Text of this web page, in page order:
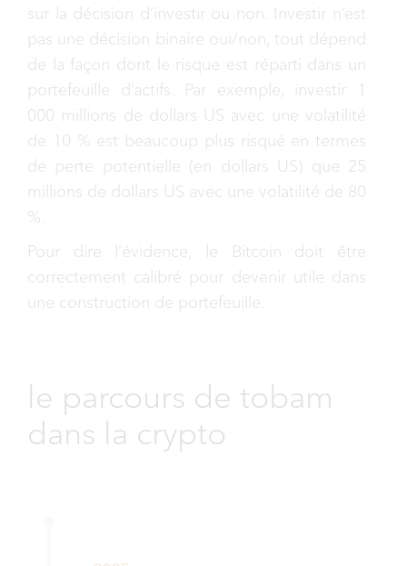
sur la décision d’investir ou non. Investir n’est
pas une décision binaire oui/non, tout dépend
de la façon dont le risque est réparti dans un
portefeuille d’actifs. Par exemple, investir 1
000 millions de dollars US avec une volatilité
de 10 % est beaucoup plus risqué en termes
de perte potentielle (en dollars US) que 25
millions de dollars US avec une volatilité de 80
%.
Pour dire l’évidence, le Bitcoin doit être
correctement calibré pour devenir utile dans
une construction de portefeuille.
le parcours de tobam
dans la crypto